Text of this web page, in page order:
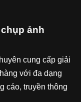
ảnh
cung cấp giải
với đa dạng
cáo, truyền thông